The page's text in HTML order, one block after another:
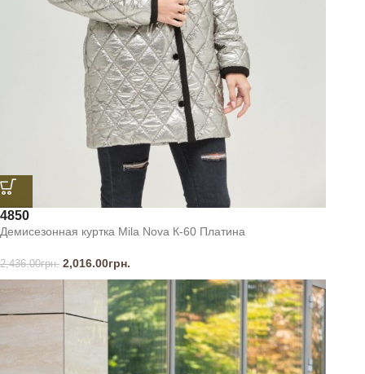
4850
Демисезонная куртка Mila Nova К-60 Платина
2,436.00грн. 2,016.00грн.